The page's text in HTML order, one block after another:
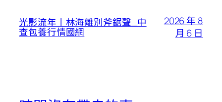
光影流年丨林海離別斧鋸聲_中
查包養行情國網
2026 年 8
月 6 日